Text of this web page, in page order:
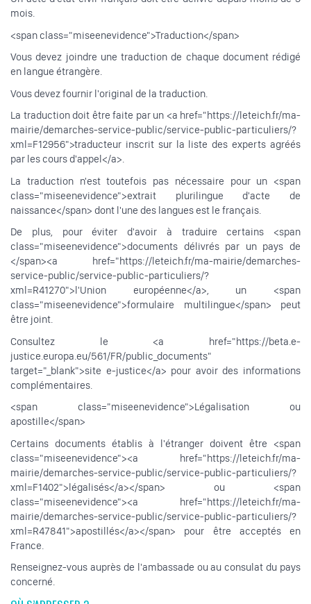
mois.
<span class="miseenevidence">Traduction</span>
Vous devez joindre une traduction de chaque document rédigé
en langue étrangère.
Vous devez fournir l'original de la traduction.
La traduction doit être faite par un <a href="https://leteich.fr/ma-
mairie/demarches-service-public/service-public-particuliers/?
xml=F12956">traducteur inscrit sur la liste des experts agréés
par les cours d'appel</a>.
La traduction n'est toutefois pas nécessaire pour un <span
class="miseenevidence">extrait plurilingue d'acte de
naissance</span> dont l'une des langues est le français.
De plus, pour éviter d'avoir à traduire certains <span
class="miseenevidence">documents délivrés par un pays de
</span><a href="https://leteich.fr/ma-mairie/demarches-
service-public/service-public-particuliers/?
xml=R41270">l'Union européenne</a>, un <span
class="miseenevidence">formulaire multilingue</span> peut
être joint.
Consultez le <a href="https://beta.e-
justice.europa.eu/561/FR/public_documents"
target="_blank">site e-justice</a> pour avoir des informations
complémentaires.
<span class="miseenevidence">Légalisation ou
apostille</span>
Certains documents établis à l'étranger doivent être <span
class="miseenevidence"><a href="https://leteich.fr/ma-
mairie/demarches-service-public/service-public-particuliers/?
xml=F1402">légalisés</a></span> ou <span
class="miseenevidence"><a href="https://leteich.fr/ma-
mairie/demarches-service-public/service-public-particuliers/?
xml=R47841">apostillés</a></span> pour être acceptés en
France.
Renseignez-vous auprès de l'ambassade ou au consulat du pays
concerné.